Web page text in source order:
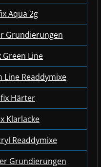
Aqua 2g
Grundierungen
Green Line
Line Readdymixe
Härter
Klarlacke
Readdymixe
Grundierungen